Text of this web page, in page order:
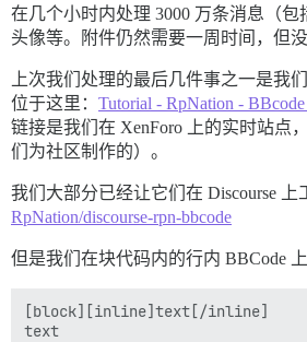
在几个小时内处理 3000 万条消息（包
头像等。附件仍然需要一周时间，但
上次我们处理的最后几件事之一是我
位于这里： Tutorial - RpNation -
链接是我们在 XenForo 上的实时站点
们为社区制作的）。
我们大部分已经让它们在 Discourse 上
RpNation/discourse-rpn-bbcode
但是我们在块代码内的行内 BBCode
[block][inline]text[/inline]
text